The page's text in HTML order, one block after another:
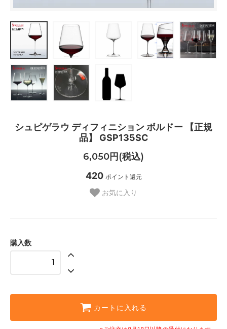
シュピゲラウ ディフィニション ボルドー 【正規
品】 GSP135SC
6,050円(税込)
420 ポイント還元
お気に入り
購入数
カートに入れる